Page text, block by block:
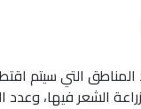
المناطق التي سيتم
الشعر فيها، وعدد